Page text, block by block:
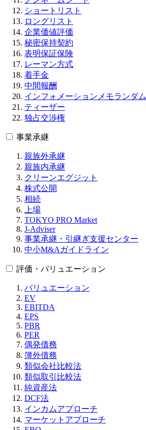
ショートリスト
ロングリスト
企業価値評価
秘密保持契約
表明保証保険
レーマン方式
着手金
中間報酬
インフォメーションメモランダム
ティーザー
独占交渉権
事業承継
親族外承継
親族内承継
クリーンエグジット
株式公開
相続
上場
TOKYO PRO Market
J-Adviser
事業承継・引継ぎ支援センター
中小M&Aガイドライン
評価・バリュエーション
バリュエーション
EV
EBITDA
EPS
PBR
PER
偶発債務
簿外債務
類似会社比較法
類似取引比較法
純資産法
DCF法
インカムアプローチ
マーケットアプローチ